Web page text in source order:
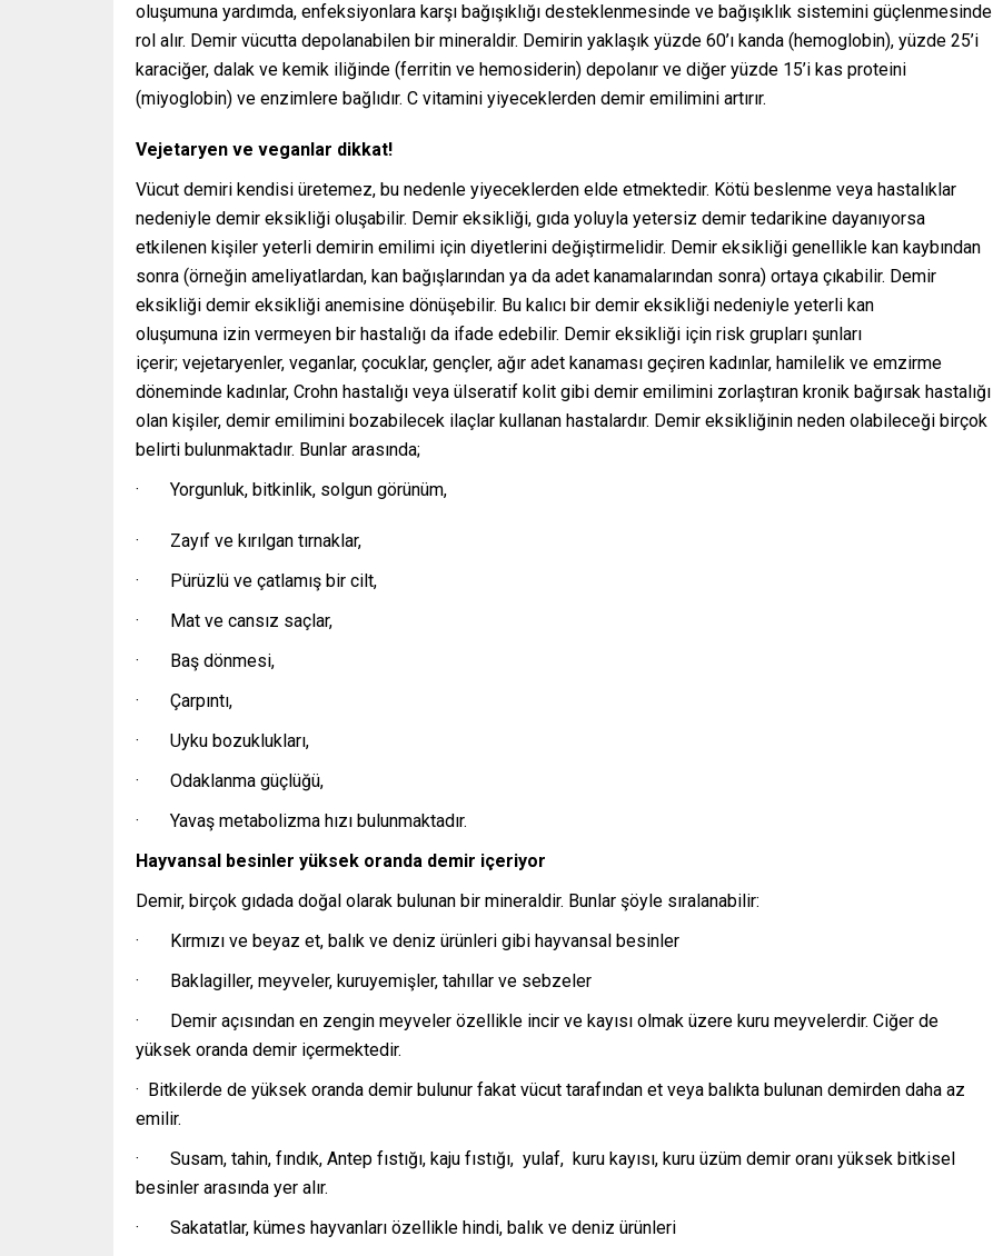
oluşumuna yardımda, enfeksiyonlara karşı bağışıklığı desteklenmesinde ve bağışıklık sistemini güçlenmesinde
rol alır. Demir vücutta depolanabilen bir mineraldir. Demirin yaklaşık yüzde 60’ı kanda (hemoglobin), yüzde 25’i
karaciğer, dalak ve kemik iliğinde (ferritin ve hemosiderin) depolanır ve diğer yüzde 15’i kas proteini
(miyoglobin) ve enzimlere bağlıdır. C vitamini yiyeceklerden demir emilimini artırır.
Vejetaryen ve veganlar dikkat!
Vücut demiri kendisi üretemez, bu nedenle yiyeceklerden elde etmektedir. Kötü beslenme veya hastalıklar
nedeniyle demir eksikliği oluşabilir. Demir eksikliği, gıda yoluyla yetersiz demir tedarikine dayanıyorsa
etkilenen kişiler yeterli demirin emilimi için diyetlerini değiştirmelidir. Demir eksikliği genellikle kan kaybından
sonra (örneğin ameliyatlardan, kan bağışlarından ya da adet kanamalarından sonra) ortaya çıkabilir. Demir
eksikliği demir eksikliği anemisine dönüşebilir. Bu kalıcı bir demir eksikliği nedeniyle yeterli kan
oluşumuna izin vermeyen bir hastalığı da ifade edebilir. Demir eksikliği için risk grupları şunları
içerir; vejetaryenler, veganlar, çocuklar, gençler, ağır adet kanaması geçiren kadınlar, hamilelik ve emzirme
döneminde kadınlar, Crohn hastalığı veya ülseratif kolit gibi demir emilimini zorlaştıran kronik bağırsak hastalığı
olan kişiler, demir emilimini bozabilecek ilaçlar kullanan hastalardır. Demir eksikliğinin neden olabileceği birçok
belirti bulunmaktadır. Bunlar arasında;
· Yorgunluk, bitkinlik, solgun görünüm,
· Zayıf ve kırılgan tırnaklar,
· Pürüzlü ve çatlamış bir cilt,
· Mat ve cansız saçlar,
· Baş dönmesi,
· Çarpıntı,
· Uyku bozuklukları,
· Odaklanma güçlüğü,
· Yavaş metabolizma hızı bulunmaktadır.
Hayvansal besinler yüksek oranda demir içeriyor
Demir, birçok gıdada doğal olarak bulunan bir mineraldir. Bunlar şöyle sıralanabilir:
· Kırmızı ve beyaz et, balık ve deniz ürünleri gibi hayvansal besinler
· Baklagiller, meyveler, kuruyemişler, tahıllar ve sebzeler
· Demir açısından en zengin meyveler özellikle incir ve kayısı olmak üzere kuru meyvelerdir. Ciğer de
yüksek oranda demir içermektedir.
· Bitkilerde de yüksek oranda demir bulunur fakat vücut tarafından et veya balıkta bulunan demirden daha az
emilir.
· Susam, tahin, fındık, Antep fıstığı, kaju fıstığı, yulaf, kuru kayısı, kuru üzüm demir oranı yüksek bitkisel
besinler arasında yer alır.
· Sakatatlar, kümes hayvanları özellikle hindi, balık ve deniz ürünleri